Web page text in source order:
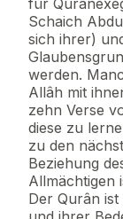
für
Schaich
sich ihrer)
werden.
Allâh mit
zehn Verse
diese zu
zu den
Beziehung
Allmächtigen
Der Qurân